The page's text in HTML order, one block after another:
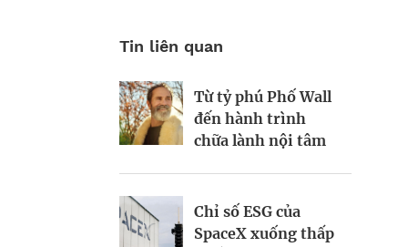
Tin liên quan
Từ tỷ phú Phố Wall
đến hành trình
chữa lành nội tâm
Chỉ số ESG của
SpaceX xuống thấp
Tầm nhìn AI của
Sam Altman
Startup biến nút bịt
tai thành “cơn sốt”
Tầm nhìn của vị tỷ
phú tái định nghĩa
Las Vegas
Kinh Bắc gia nhập
lĩnh vực AI với dự án